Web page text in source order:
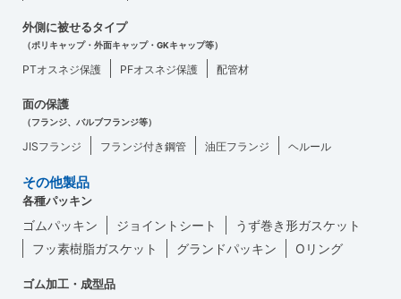
外側に被せるタイプ
（ポリキャップ・外面キャップ・GKキャップ等）
PTオスネジ保護 PFオスネジ保護 配管材
面の保護
（フランジ、バルブフランジ等）
JISフランジ フランジ付き鋼管 油圧フランジ ヘルール
その他製品
各種パッキン
ゴムパッキン ジョイントシート
うず巻き形ガスケット
フッ素樹脂ガスケット
グランドパッキン Oリング
ゴム加工・成型品